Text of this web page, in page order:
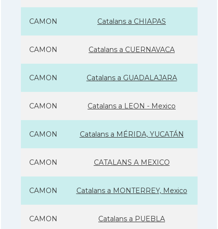
CAMON Catalans a CHIAPAS
CAMON Catalans a CUERNAVACA
CAMON Catalans a GUADALAJARA
CAMON Catalans a LEON - Mexico
CAMON Catalans a MÉRIDA, YUCATÁN
CAMON CATALANS A MEXICO
CAMON Catalans a MONTERREY, Mexico
CAMON Catalans a PUEBLA